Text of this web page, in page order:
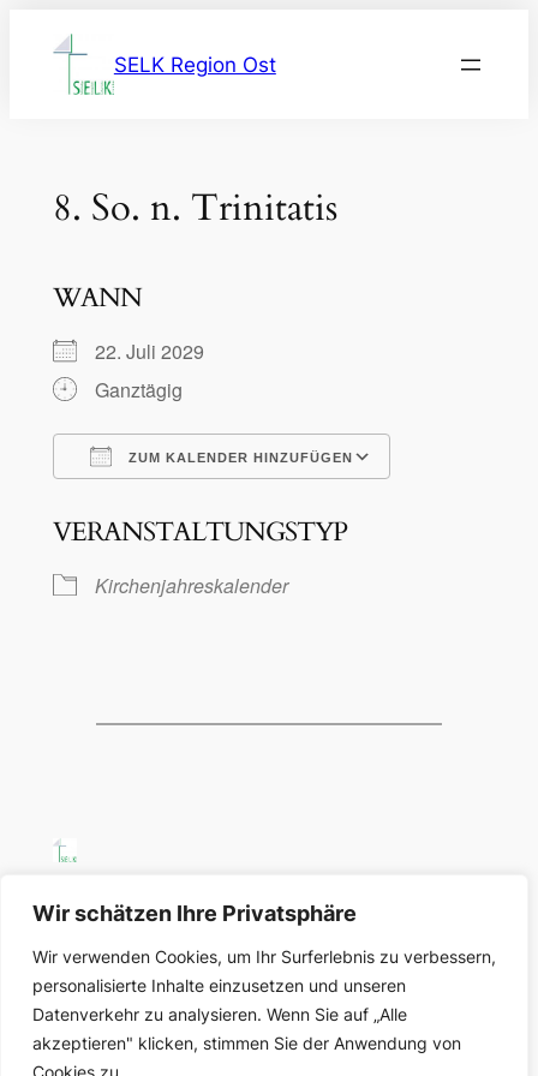
Wir schätzen Ihre Privatsphäre
Wir verwenden Cookies, um Ihr Surferlebnis zu verbessern,
personalisierte Inhalte einzusetzen und unseren
Datenverkehr zu analysieren. Wenn Sie auf „Alle
akzeptieren" klicken, stimmen Sie der Anwendung von
Cookies zu.
Inhalt
springen
SELK Region Ost
8. So. n. Trinitatis
WANN
22. Juli 2029
Ganztägig
ZUM KALENDER HINZUFÜGEN
VERANSTALTUNGSTYP
Kirchenjahreskalender
Region Ost der Selbständigen Evangelisch-
Lutherischen Kirche in Deutschland
Über uns Datenschutz